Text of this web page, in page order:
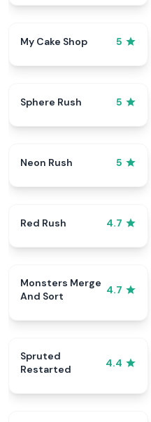
My Cake Shop 5
Sphere Rush 5
Neon Rush 5
Red Rush 4.7
Monsters Merge
And Sort
4.7
Spruted
Restarted
4.4